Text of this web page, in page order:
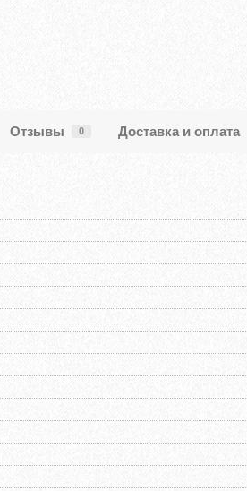
Отзывы 0 Доставка и оплата